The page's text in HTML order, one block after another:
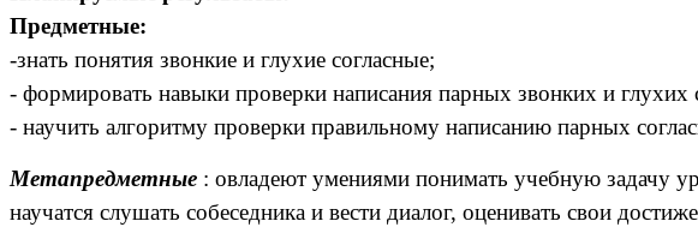
Предметные:
-знать понятия звонкие и глухие согласные;
- формировать навыки проверки написания парных звонких и глухих
- научить алгоритму проверки правильному написанию парных
Метапредметные : овладеют умениями понимать учебную задачу
научатся слушать собеседника и вести диалог, оценивать свои